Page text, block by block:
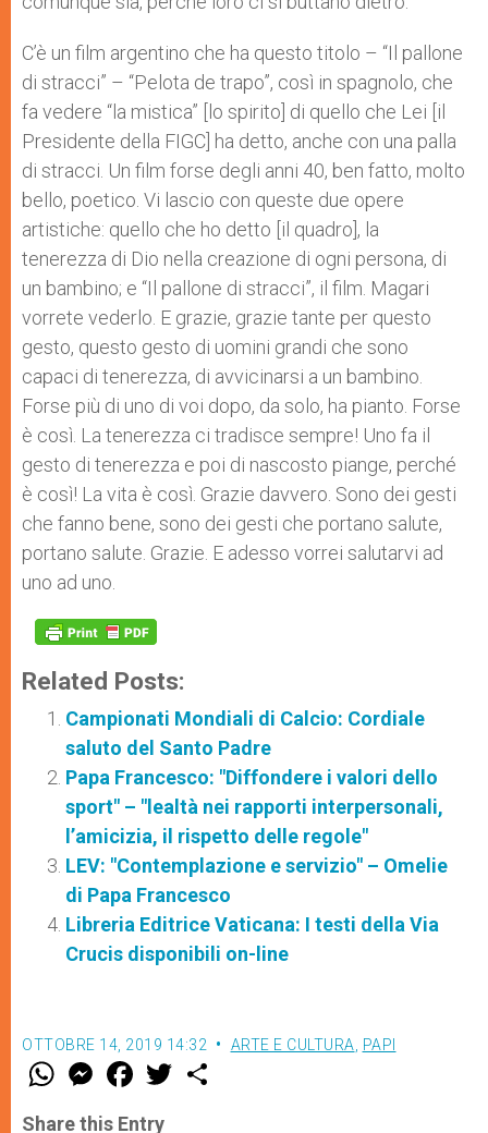
C’è un film argentino che ha questo titolo – “Il pallone
di stracci” – “Pelota de trapo”, così in spagnolo, che
fa vedere “la mistica” [lo spirito] di quello che Lei [il
Presidente della FIGC] ha detto, anche con una palla
di stracci. Un film forse degli anni 40, ben fatto, molto
bello, poetico. Vi lascio con queste due opere
artistiche: quello che ho detto [il quadro], la
tenerezza di Dio nella creazione di ogni persona, di
un bambino; e “Il pallone di stracci”, il film. Magari
vorrete vederlo. E grazie, grazie tante per questo
gesto, questo gesto di uomini grandi che sono
capaci di tenerezza, di avvicinarsi a un bambino.
Forse più di uno di voi dopo, da solo, ha pianto. Forse
è così. La tenerezza ci tradisce sempre! Uno fa il
gesto di tenerezza e poi di nascosto piange, perché
è così! La vita è così. Grazie davvero. Sono dei gesti
che fanno bene, sono dei gesti che portano salute,
portano salute. Grazie. E adesso vorrei salutarvi ad
uno ad uno.
Related Posts:
Campionati Mondiali di Calcio: Cordiale
saluto del Santo Padre
Papa Francesco: "Diffondere i valori dello
sport" – "lealtà nei rapporti interpersonali,
l’amicizia, il rispetto delle regole"
LEV: "Contemplazione e servizio" – Omelie
di Papa Francesco
Libreria Editrice Vaticana: I testi della Via
Crucis disponibili on-line
OTTOBRE 14, 2019 14:32 ARTE E CULTURA PAPI
W
t
M
e
s
F
a
e
w
Share this Entry